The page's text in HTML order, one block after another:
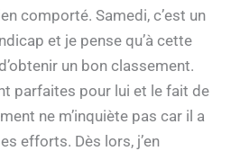
comporté. Samedi, c’est un
et je pense qu’à cette
un bon classement.
parfaites pour lui et le fait de
ne m’inquiète pas car il a
efforts. Dès lors, j’en